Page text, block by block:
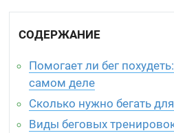
СОДЕРЖАНИЕ
Помогает ли бег
самом деле
Сколько нужно бегать
Виды беговых